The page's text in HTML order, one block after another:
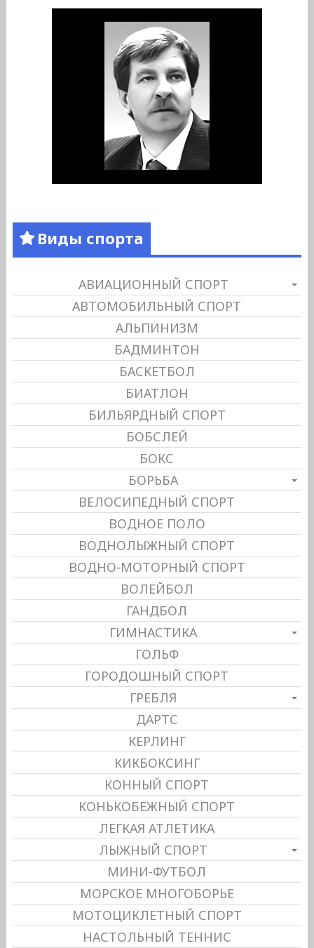
Виды спорта
АВИАЦИОННЫЙ СПОРТ
АВТОМОБИЛЬНЫЙ СПОРТ
АЛЬПИНИЗМ
БАДМИНТОН
БАСКЕТБОЛ
БИАТЛОН
БИЛЬЯРДНЫЙ СПОРТ
БОБСЛЕЙ
БОКС
БОРЬБА
ВЕЛОСИПЕДНЫЙ СПОРТ
ВОДНОЕ ПОЛО
ВОДНОЛЫЖНЫЙ СПОРТ
ВОДНО-МОТОРНЫЙ СПОРТ
ВОЛЕЙБОЛ
ГАНДБОЛ
ГИМНАСТИКА
ГОЛЬФ
ГОРОДОШНЫЙ СПОРТ
ГРЕБЛЯ
ДАРТС
КЕРЛИНГ
КИКБОКСИНГ
КОННЫЙ СПОРТ
КОНЬКОБЕЖНЫЙ СПОРТ
ЛЕГКАЯ АТЛЕТИКА
ЛЫЖНЫЙ СПОРТ
МИНИ-ФУТБОЛ
МОРСКОЕ МНОГОБОРЬЕ
МОТОЦИКЛЕТНЫЙ СПОРТ
НАСТОЛЬНЫЙ ТЕННИС